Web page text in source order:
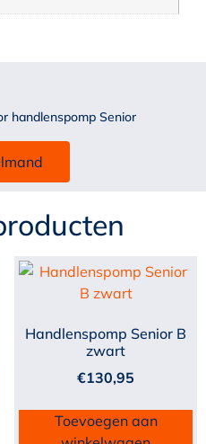
handlenspomp Senior
Handlenspomp Senior B
zwart
€130,95
Toevoegen aan